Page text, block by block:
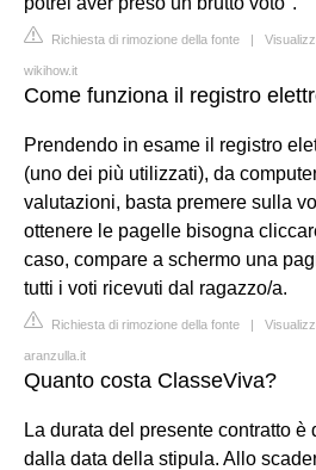
Richiesta di rimozione della fonte |
wikihow.it
Come funziona il registro
Prendendo in esame il registro
(uno dei più utilizzati), da
valutazioni, basta premere sulla
ottenere le pagelle bisogna
caso, compare a schermo una
tutti i voti ricevuti dal ragazzo/a.
Richiesta di rimozione della fonte |
aranzulla.it
Quanto costa ClasseViva?
La durata del presente contratto
dalla data della stipula. Allo